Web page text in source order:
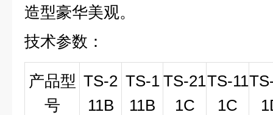
造型豪华美观。
技术参数：
产品型
号
TS-2
11B
TS-1
11B
TS-21
1C
TS-11
1C